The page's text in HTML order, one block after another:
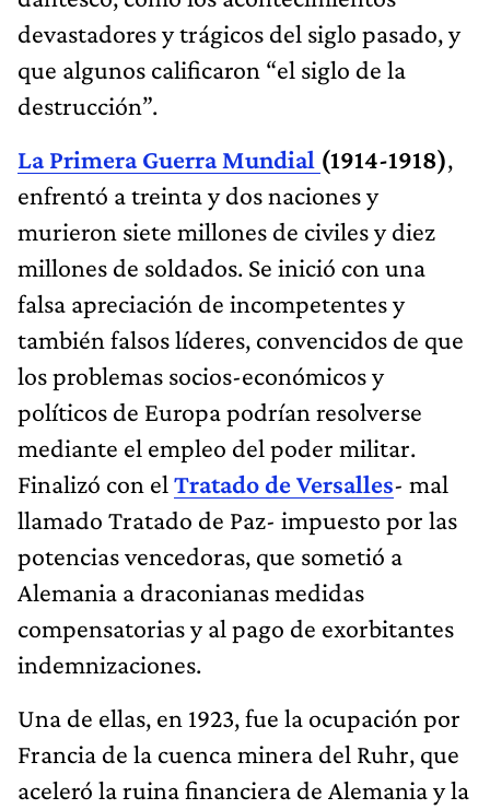
devastadores y trágicos del siglo pasado, y
que algunos calificaron “el siglo de la
destrucción”.
La Primera Guerra Mundial (1914-1918),
enfrentó a treinta y dos naciones y
murieron siete millones de civiles y diez
millones de soldados. Se inició con una
falsa apreciación de incompetentes y
también falsos líderes, convencidos de que
los problemas socios-económicos y
políticos de Europa podrían resolverse
mediante el empleo del poder militar.
Finalizó con el Tratado de Versalles- mal
llamado Tratado de Paz- impuesto por las
potencias vencedoras, que sometió a
Alemania a draconianas medidas
compensatorias y al pago de exorbitantes
indemnizaciones.
Una de ellas, en 1923, fue la ocupación por
Francia de la cuenca minera del Ruhr, que
aceleró la ruina financiera de Alemania y la